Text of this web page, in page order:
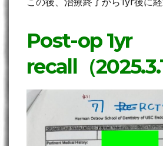
Post-op 1yr
recall（